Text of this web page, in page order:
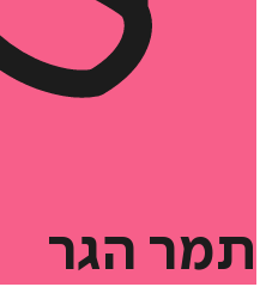
תמר הגר